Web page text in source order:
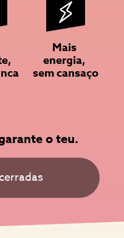
Mais
energia,
sem cansaço
o teu.